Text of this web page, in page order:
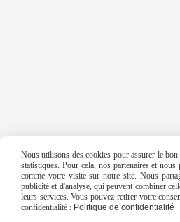
Nous utilisons des cookies pour assurer le
statistiques. Pour cela, nos partenaires et
comme votre visite sur notre site. Nous
publicité et d'analyse, qui peuvent combiner
leurs services. Vous pouvez retirer votre
confidentialité : Politique de confidentialité